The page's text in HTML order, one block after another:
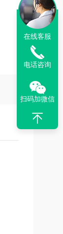
在线客服
电话咨询
扫码加微信